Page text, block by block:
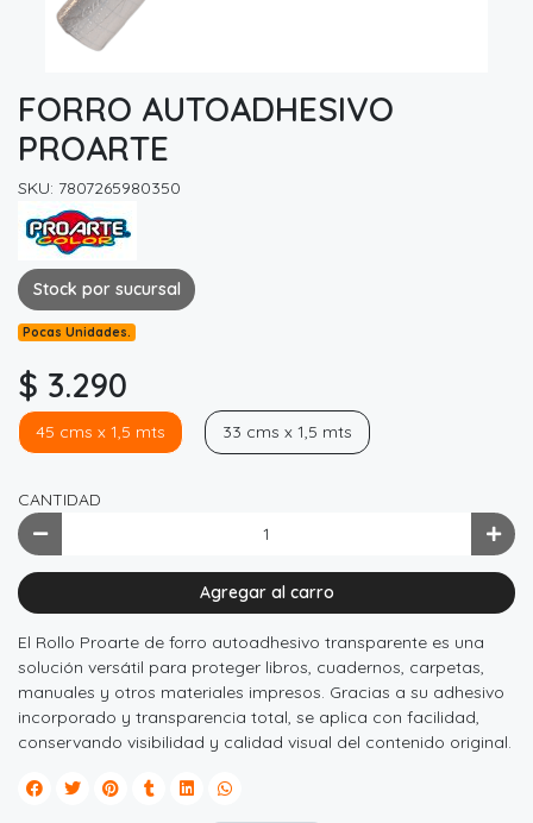
FORRO AUTOADHESIVO
PROARTE
SKU: 7807265980350
Stock por sucursal
Pocas Unidades.
$ 3.290
45 cms x 1,5 mts 33 cms x 1,5 mts
CANTIDAD
Agregar al carro
El Rollo Proarte de forro autoadhesivo transparente es una
solución versátil para proteger libros, cuadernos, carpetas,
manuales y otros materiales impresos. Gracias a su adhesivo
incorporado y transparencia total, se aplica con facilidad,
conservando visibilidad y calidad visual del contenido original.